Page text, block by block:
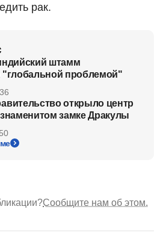
рак.
штамм
"глобальной проблемой"
открыло центр
замке Дракулы
Сообщите нам об этом.